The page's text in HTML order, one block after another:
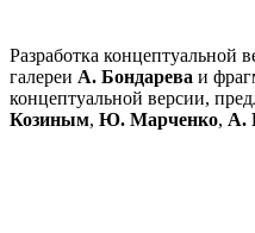
Разработка концептуальной
галереи А. Бондарева и
концептуальной версии,
Козиным, Ю. Марченко, А.